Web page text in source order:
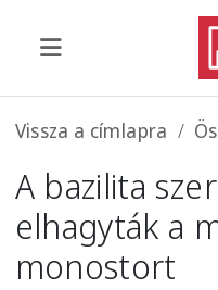
Morzsa
Vissza a címlapra
A bazilita
elhagyták a
monostort